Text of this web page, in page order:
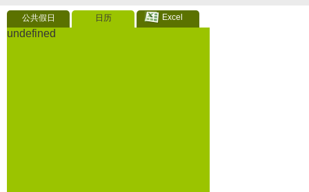
公共假日 日历 Excel
undefined